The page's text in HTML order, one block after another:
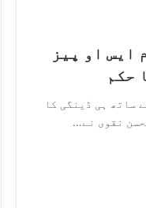
ایس او پیز
حکم
ساتھ ہی ڈینگی کا
نقوی نے…